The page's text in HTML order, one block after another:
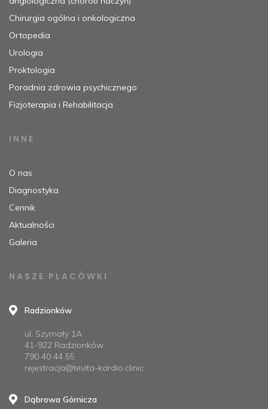
Chirurgia ogólna i onkologiczna
Ortopedia
Urologia
Proktologia
Poradnia zdrowia psychicznego
Fizjoterapia i Rehabilitacja
INNE
O nas
Diagnostyka
Cennik
Aktualności
Galeria
NASZE PLACÓWKI
Radzionków
ul. Szymały 1A
41-922 Radzionków
790 40 44 55
rejestracja@tevita-kardio.clinic
Dąbrowa Górnicza